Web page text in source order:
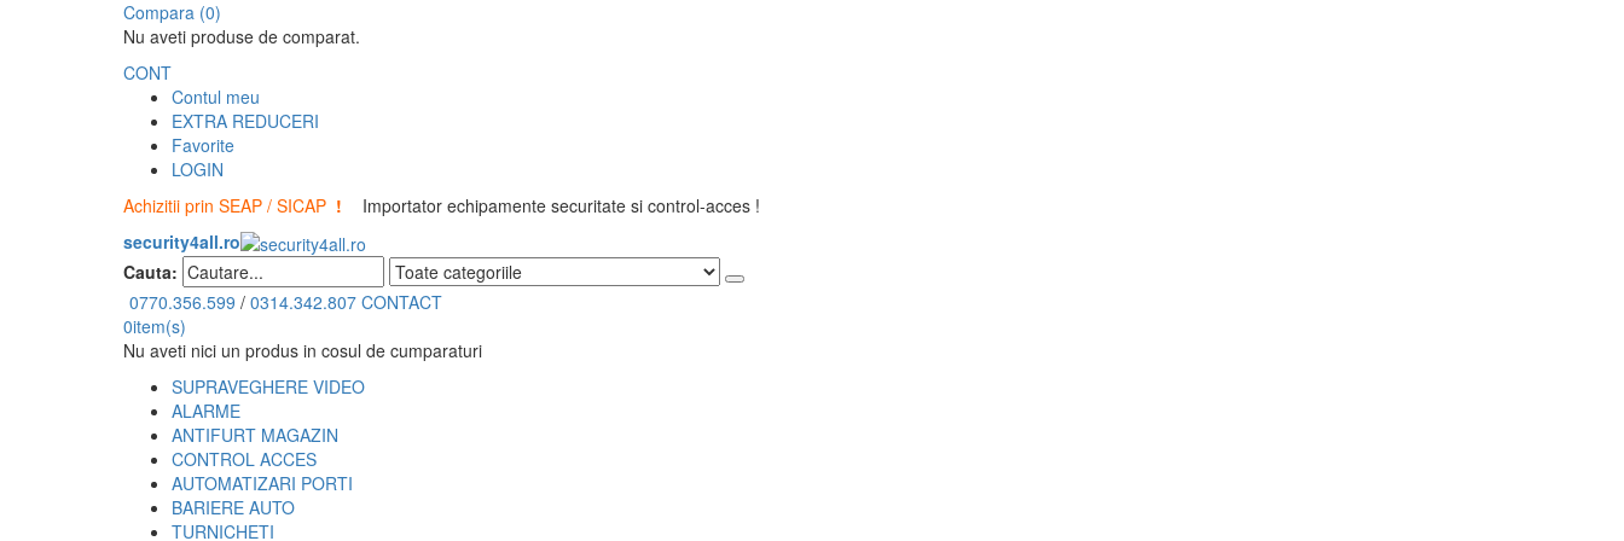
Compara (0)
Nu aveti produse de comparat.
CONT
Contul meu
EXTRA REDUCERI
Favorite
LOGIN
Achizitii prin SEAP / SICAP !
Importator echipamente securitate si control-acces !
security4all.ro
Cauta:
0770.356.599 / 0314.342.807 CONTACT
0item(s)
Nu aveti nici un produs in cosul de cumparaturi
SUPRAVEGHERE VIDEO
ALARME
ANTIFURT MAGAZIN
CONTROL ACCES
AUTOMATIZARI PORTI
BARIERE AUTO
TURNICHETI